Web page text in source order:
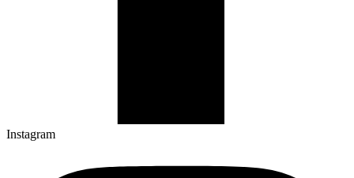
Instagram